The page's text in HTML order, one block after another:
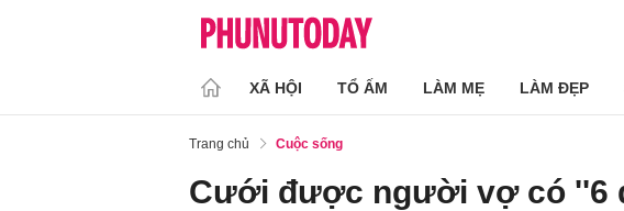
XÃ HỘI TỔ ẤM LÀM MẸ LÀM ĐẸP
Trang chủ Cuộc sống
Cưới được người vợ có ''6